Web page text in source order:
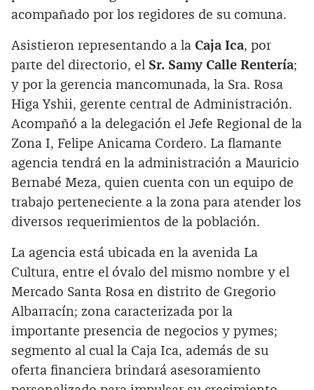
acompañado por los regidores de su comuna.
Asistieron representando a la Caja Ica, por
parte del directorio, el Sr. Samy Calle Rentería;
y por la gerencia mancomunada, la Sra. Rosa
Higa Yshii, gerente central de Administración.
Acompañó a la delegación el Jefe Regional de la
Zona I, Felipe Anicama Cordero. La flamante
agencia tendrá en la administración a Mauricio
Bernabé Meza, quien cuenta con un equipo de
trabajo perteneciente a la zona para atender los
diversos requerimientos de la población.
La agencia está ubicada en la avenida La
Cultura, entre el óvalo del mismo nombre y el
Mercado Santa Rosa en distrito de Gregorio
Albarracín; zona caracterizada por la
importante presencia de negocios y pymes;
segmento al cual la Caja Ica, además de su
oferta financiera brindará asesoramiento